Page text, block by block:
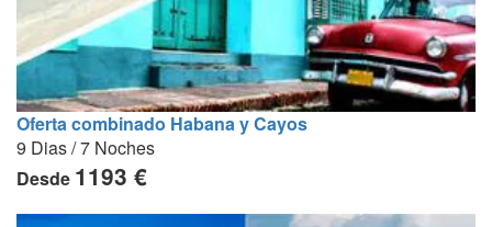
Oferta combinado Habana y Cayos
9 Dias / 7 Noches
Desde 1193 €